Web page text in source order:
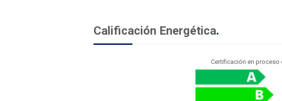
Calificación Energética.
Certificación en proceso